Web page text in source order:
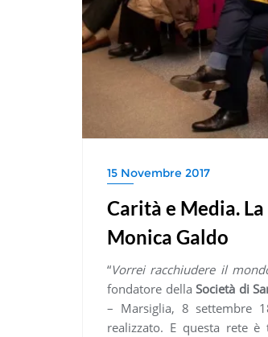
15 Novembre 2017
Carità e Media.
Monica Galdo
“Vorrei racchiudere il
fondatore dellaSocietà di
– Marsiglia, 8 settembre
realizzato. E questa rete